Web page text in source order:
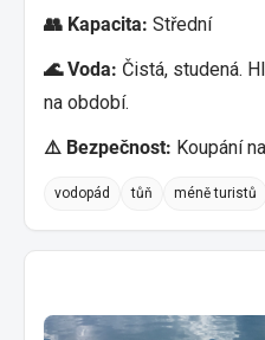
👥 Kapacita: Střední
🌊 Voda: Čistá, studená.
na období.
⚠️ Bezpečnost: Koupání
vodopád tůň méně turistů